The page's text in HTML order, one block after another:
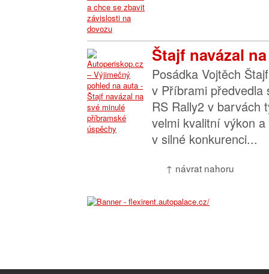
Štajf navázal
Posádka Vojtěch
v Příbrami předvedla
RS Rally2 v barvách
velmi kvalitní výkon
v silné konkurenci...
↑ návrat nahoru